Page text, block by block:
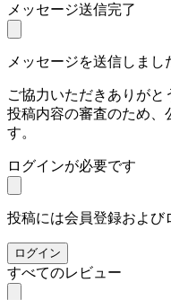
メッセージ送信完了
メッセージを送信しまし
ご協力いただきありがと
投稿内容の審査のため、
す。
ログインが必要です
投稿には会員登録および
ログイン
すべてのレビュー